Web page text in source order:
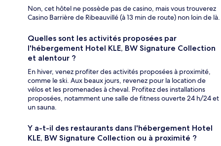
Non, cet hôtel ne possède pas de casino, mais vous trouverez
Casino Barrière de Ribeauvillé (à 13 min de route) non loin de là.
Quelles sont les activités proposées par
l'hébergement Hotel KLE, BW Signature Collection
et alentour ?
En hiver, venez profiter des activités proposées à proximité,
comme le ski. Aux beaux jours, revenez pour la location de
vélos et les promenades à cheval. Profitez des installations
proposées, notamment une salle de fitness ouverte 24 h/24 et
un sauna.
Y a-t-il des restaurants dans l'hébergement Hotel
KLE, BW Signature Collection ou à proximité ?